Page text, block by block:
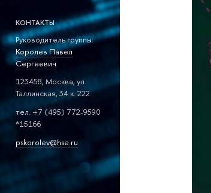
КОНТАКТЫ
Руководитель группы:
Королев Павел
Сергеевич
123458, Москва, ул.
Таллинская, 34 к. 222
тел. +7 (495) 772-9590
*15166
pskorolev@hse.ru